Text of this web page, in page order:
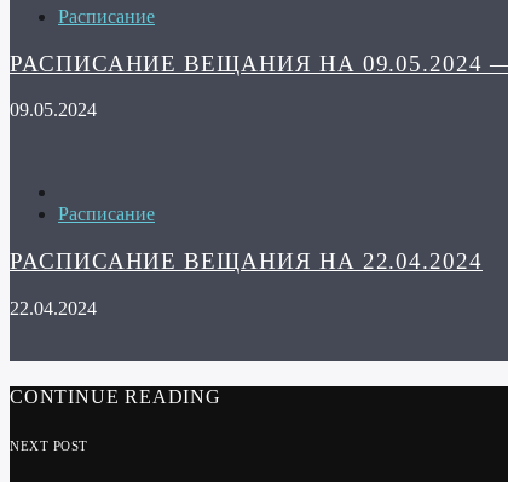
Расписание
РАСПИСАНИЕ ВЕЩАНИЯ НА 09.05.2024
09.05.2024
Расписание
РАСПИСАНИЕ ВЕЩАНИЯ НА 22.04.2024
22.04.2024
CONTINUE READING
NEXT POST